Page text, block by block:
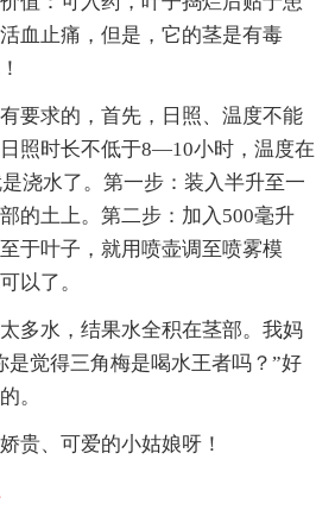
血止痛，但是，它的茎是有毒
要求的，首先，日照、温度不能
照时长不低于8—10小时，温度在
浇水了。第一步：装入半升至一
的土上。第二步：加入500毫升
于叶子，就用喷壶调至喷雾模
以了。
多水，结果水全积在茎部。我妈
是觉得三角梅是喝水王者吗？”好
。
贵、可爱的小姑娘呀！